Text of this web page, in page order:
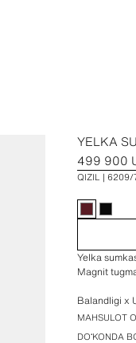
YELKA
499 900
QIZIL 6209/
Yelka
Magnit
Balandligi x
MAHSULOT
DOʻKONDA